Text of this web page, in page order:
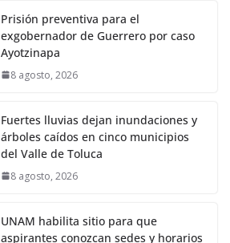
Prisión preventiva para el
exgobernador de Guerrero por caso
Ayotzinapa
8 agosto, 2026
Fuertes lluvias dejan inundaciones y
árboles caídos en cinco municipios
del Valle de Toluca
8 agosto, 2026
UNAM habilita sitio para que
aspirantes conozcan sedes y horarios